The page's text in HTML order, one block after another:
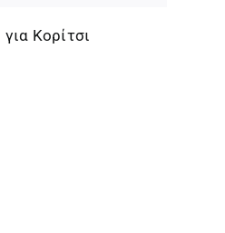
Κορίτσι